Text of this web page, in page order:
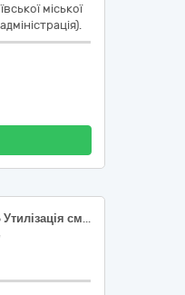
міської
Код ДК 021:2015 – 90510000-5 Утилізація сміття та поводження зі сміттям (Послуги з вивезення великогабаритного сміття)